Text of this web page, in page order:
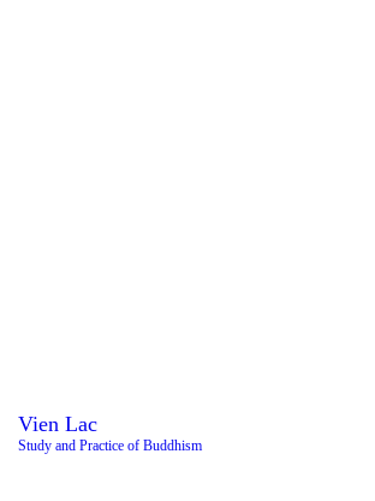
Vien Lac
Study and Practice of Buddhism